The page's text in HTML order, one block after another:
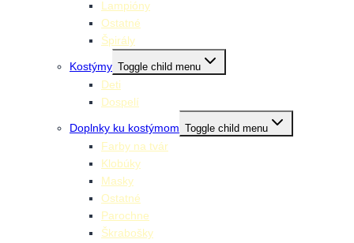
Lampióny
Ostatné
Špirály
Kostýmy Toggle child menu
Deti
Dospelí
Doplnky ku kostýmom Toggle child menu
Farby na tvár
Klobúky
Masky
Ostatné
Parochne
Škrabošky